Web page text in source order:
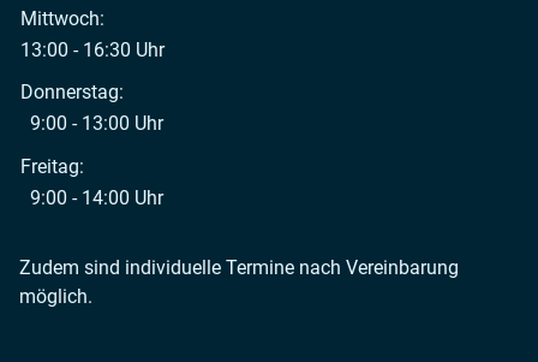
Mittwoch:
13:00 - 16:30 Uhr
Donnerstag:
9:00 - 13:00 Uhr
Freitag:
9:00 - 14:00 Uhr
Zudem sind individuelle Termine nach Vereinbarung
möglich.